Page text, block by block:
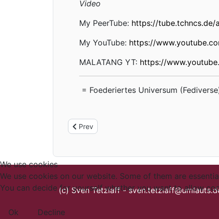
Video
My PeerTube: https://
My YouTube: https://
MALATANG YT: https://
= Foederiertes Universum
Previous article: China Tagebuch - FAQ
Prev
(c) Sven Tetzlaff -
We use cookies
We use cookies on our website. Some of them are
You can decide for yourself whether you want to allow
Ok Decline